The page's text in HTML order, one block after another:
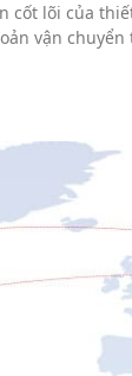
cốt lõi của
vận